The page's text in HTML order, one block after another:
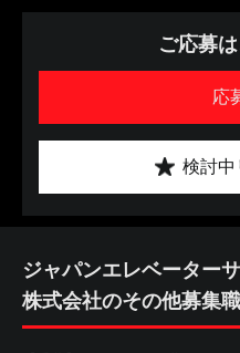
ご応募
応
検討中
ジャパンエレベーター
株式会社のその他募集